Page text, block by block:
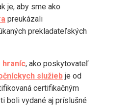
je, aby sme ako
preukázali
prekladateľských
hraníc, ako poskytovateľ
služieb je od
certifikačným
boli vydané aj príslušné